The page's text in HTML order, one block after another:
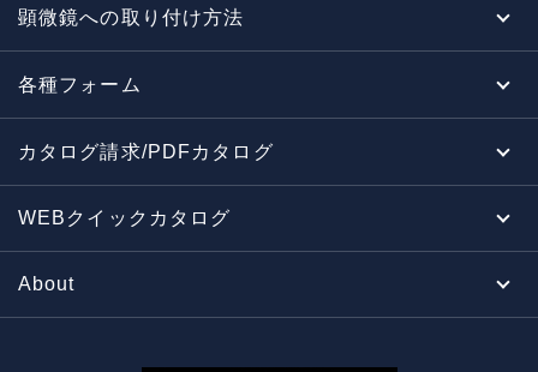
顕微鏡への取り付け方法
各種フォーム
カタログ請求/PDFカタログ
WEBクイックカタログ
About